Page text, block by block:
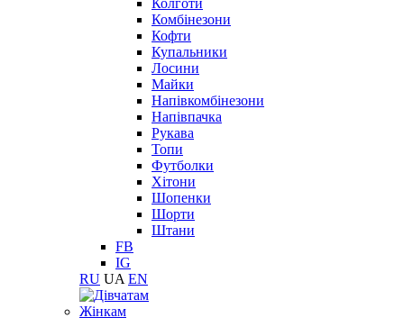
Колготи
Комбінезони
Кофти
Купальники
Лосини
Майки
Напівкомбінезони
Напівпачка
Рукава
Топи
Футболки
Хітони
Шопенки
Шорти
Штани
FB
IG
RU UA EN
Жінкам